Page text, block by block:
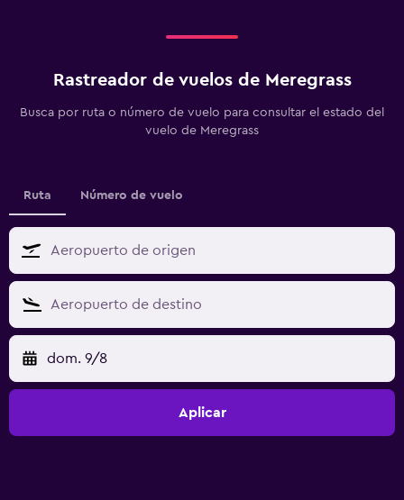
Rastreador de vuelos de Meregrass
Busca por ruta o número de vuelo para consultar el estado del
vuelo de Meregrass
Ruta Número de vuelo
dom. 9/8
Aplicar